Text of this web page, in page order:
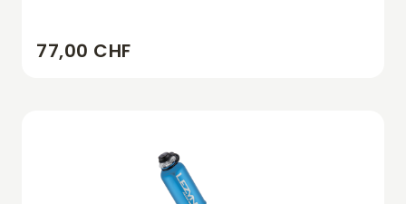
77,00 CHF